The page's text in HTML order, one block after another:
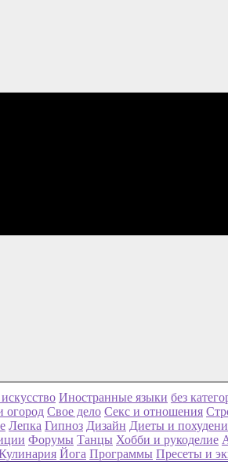
Иностранные языки без
огород Свое дело Секс и отношения
Лепка Гипноз Дизайн Диеты и
Форумы Танцы Хобби и рукоделие
Йога Программы Пресеты и